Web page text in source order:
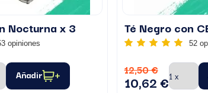
Nocturna x 3
opiniones
Añadir
52
12,50 €
10,62 €